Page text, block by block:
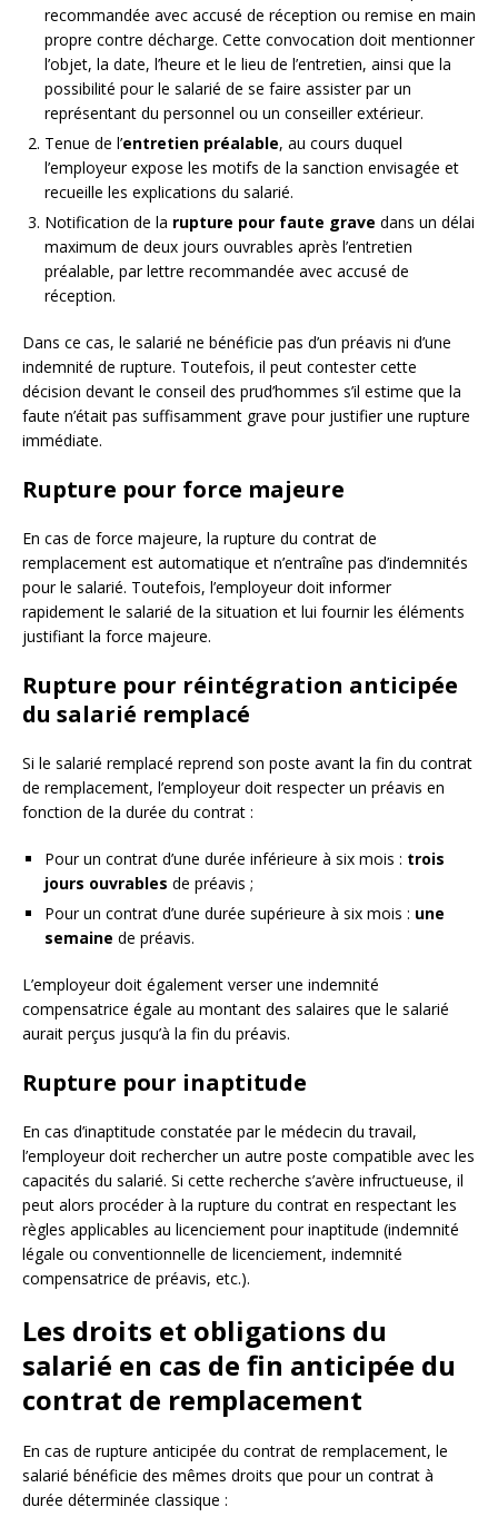
recommandée avec accusé de réception ou remise en main
propre contre décharge. Cette convocation doit mentionner
l’objet, la date, l’heure et le lieu de l’entretien, ainsi que la
possibilité pour le salarié de se faire assister par un
représentant du personnel ou un conseiller extérieur.
Tenue de l’entretien préalable, au cours duquel
l’employeur expose les motifs de la sanction envisagée et
recueille les explications du salarié.
Notification de la rupture pour faute grave dans un délai
maximum de deux jours ouvrables après l’entretien
préalable, par lettre recommandée avec accusé de
réception.
Dans ce cas, le salarié ne bénéficie pas d’un préavis ni d’une
indemnité de rupture. Toutefois, il peut contester cette
décision devant le conseil des prud’hommes s’il estime que la
faute n’était pas suffisamment grave pour justifier une rupture
immédiate.
Rupture pour force majeure
En cas de force majeure, la rupture du contrat de
remplacement est automatique et n’entraîne pas d’indemnités
pour le salarié. Toutefois, l’employeur doit informer
rapidement le salarié de la situation et lui fournir les éléments
justifiant la force majeure.
Rupture pour réintégration anticipée
du salarié remplacé
Si le salarié remplacé reprend son poste avant la fin du contrat
de remplacement, l’employeur doit respecter un préavis en
fonction de la durée du contrat :
Pour un contrat d’une durée inférieure à six mois : trois
jours ouvrables de préavis ;
Pour un contrat d’une durée supérieure à six mois : une
semaine de préavis.
L’employeur doit également verser une indemnité
compensatrice égale au montant des salaires que le salarié
aurait perçus jusqu’à la fin du préavis.
Rupture pour inaptitude
En cas d’inaptitude constatée par le médecin du travail,
l’employeur doit rechercher un autre poste compatible avec les
capacités du salarié. Si cette recherche s’avère infructueuse, il
peut alors procéder à la rupture du contrat en respectant les
règles applicables au licenciement pour inaptitude (indemnité
légale ou conventionnelle de licenciement, indemnité
compensatrice de préavis, etc.).
Les droits et obligations du
salarié en cas de fin anticipée du
contrat de remplacement
En cas de rupture anticipée du contrat de remplacement, le
salarié bénéficie des mêmes droits que pour un contrat à
durée déterminée classique :